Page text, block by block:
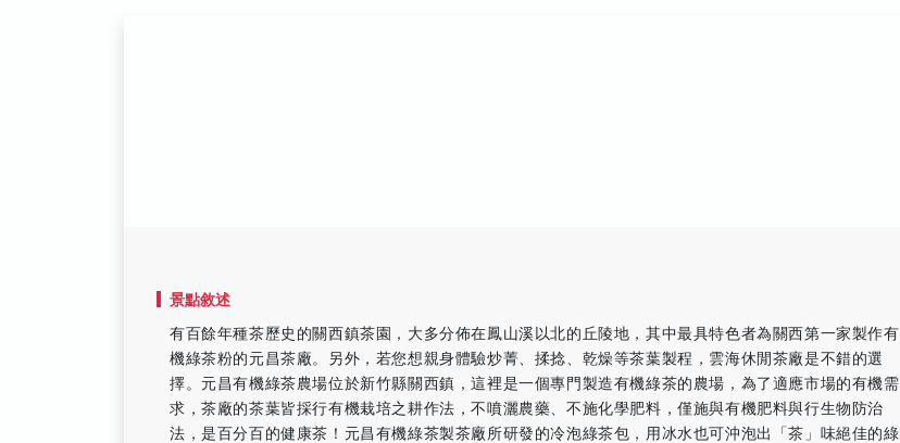
景點敘述
有百餘年種茶歷史的關西鎮茶園，大多分佈在鳳山溪以北的丘陵地，其中最具特色者為關西第一家製作有
機綠茶粉的元昌茶廠。另外，若您想親身體驗炒菁、揉捻、乾燥等茶葉製程，雲海休閒茶廠是不錯的選
擇。元昌有機綠茶農場位於新竹縣關西鎮，這裡是一個專門製造有機綠茶的農場，為了適應市場的有機需
求，茶廠的茶葉皆採行有機栽培之耕作法，不噴灑農藥、不施化學肥料，僅施與有機肥料與行生物防治
法，是百分百的健康茶！元昌有機綠茶製茶廠所研發的冷泡綠茶包，用冰水也可沖泡出「茶」味絕佳的綠